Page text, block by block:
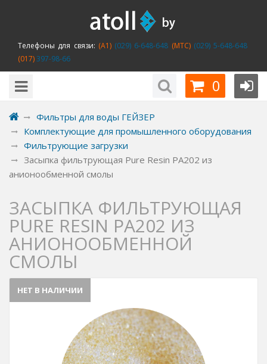
Телефоны для связи: (A1)(029) 6-648-648 (MTC)(029) 5-648-648
(017)397-98-66
0
Фильтры для воды ГЕЙЗЕР
Комплектующие для промышленного оборудования
Фильтрующие загрузки
Засыпка фильтрующая Pure Resin PA202 из
анионообменной смолы
ЗАСЫПКА ФИЛЬТРУЮЩАЯ
PURE RESIN PA202 ИЗ
АНИОНООБМЕННОЙ
СМОЛЫ
НЕТ В НАЛИЧИИ
Previous